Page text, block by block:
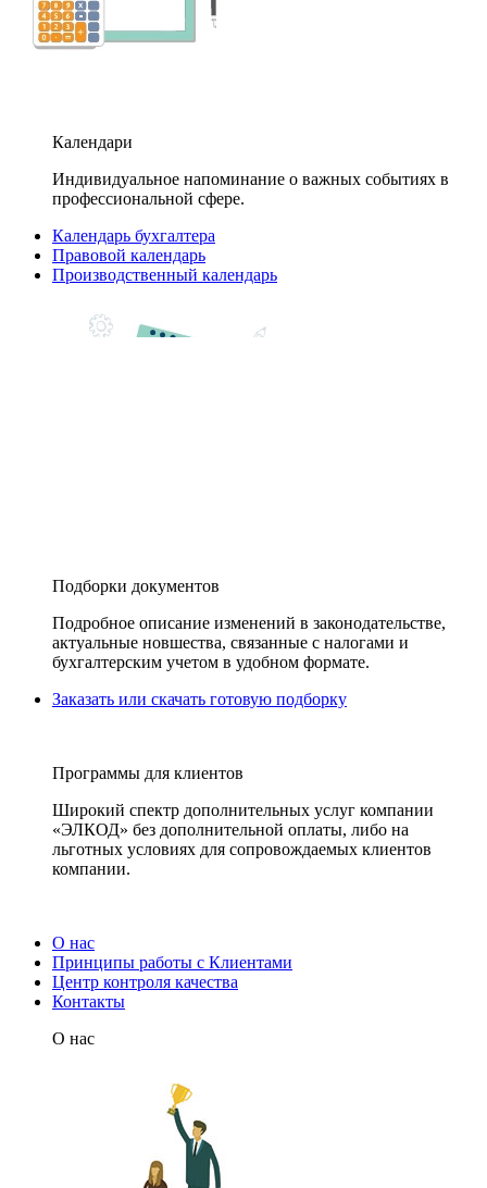
Календари
Индивидуальное напоминание о важных событиях в
профессиональной сфере.
Календарь бухгалтера
Правовой календарь
Производственный календарь
Подборки документов
Подробное описание изменений в законодательстве,
актуальные новшества, связанные с налогами и
бухгалтерским учетом в удобном формате.
Заказать или скачать готовую подборку
Программы для клиентов
Широкий спектр дополнительных услуг компании
«ЭЛКОД» без дополнительной оплаты, либо на
льготных условиях для сопровождаемых клиентов
компании.
О нас
Принципы работы с Клиентами
Центр контроля качества
Контакты
О нас